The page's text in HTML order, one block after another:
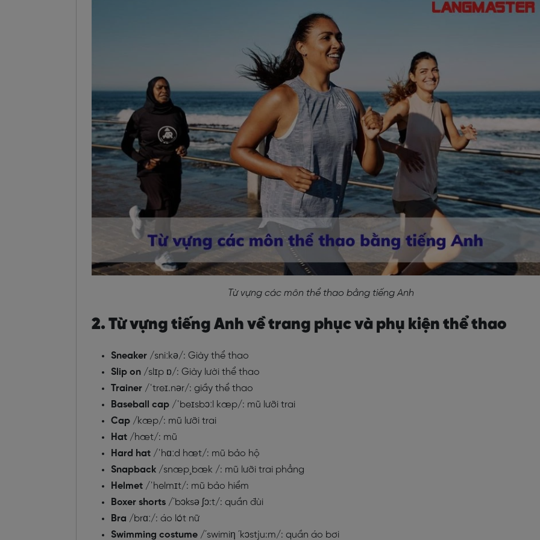
Từ vựng các môn thể thao bằng tiếng Anh
2. Từ vựng tiếng Anh về trang phục và phụ kiện thể thao
Sneaker /sniːkə/: Giày thể thao
Slip on /slɪp ɒ/: Giày lười thể thao
Trainer /ˈtreɪ.nər/: giầy thể thao
Baseball cap /ˈbeɪsbɔːl kæp/: mũ lưỡi trai
Cap /kæp/: mũ lưỡi trai
Hat /hæt/: mũ
Hard hat /ˈhɑːd hæt/: mũ bảo hộ
Snapback /snæp¸bæk /: mũ lưỡi trai phẳng
Helmet /ˈhelmɪt/: mũ bảo hiểm
Boxer shorts /´bɔksə ʃɔ:t/: quần đùi
Bra /brɑː/: áo lót nữ
Swimming costume /´swimiη ´kɔstju:m/: quần áo bơi